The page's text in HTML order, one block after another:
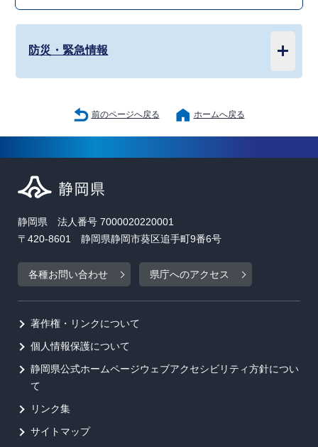
防災・緊急情報
前のページへ戻る ホームへ戻る
静岡県 法人番号 7000020220001
〒420-8601 静岡県静岡市葵区追手町9番6号
各種お問い合わせ 県庁へのアクセス
著作権・リンクについて
個人情報保護について
静岡県公式ホームページウェブアクセシビリティ方針につい
て
リンク集
サイトマップ